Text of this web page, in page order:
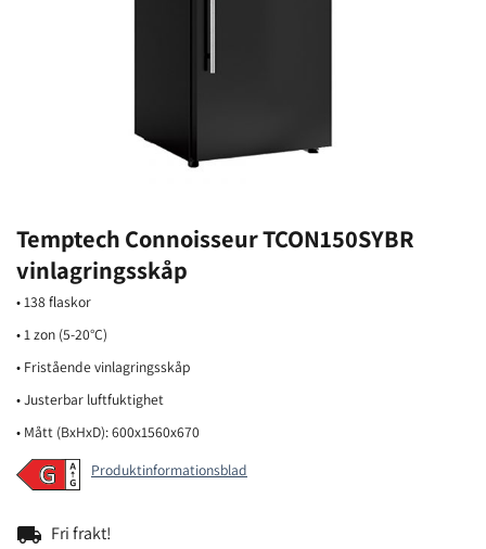
Temptech Connoisseur TCON150SYBR
vinlagringsskåp
• 138 flaskor
• 1 zon (5-20°C)
• Fristående vinlagringsskåp
• Justerbar luftfuktighet
• Mått (BxHxD): 600x1560x670
Produktinformationsblad
local_shipping Fri frakt!